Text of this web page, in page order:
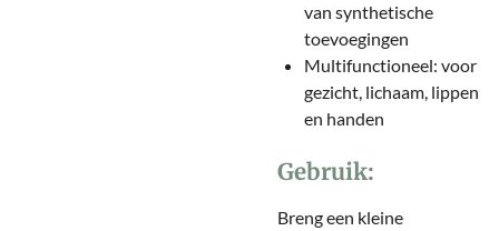
van synthetische
toevoegingen
Multifunctioneel: voor
gezicht, lichaam, lippen
en handen
Gebruik:
Breng een kleine